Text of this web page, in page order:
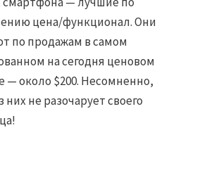
цена/функционал. Они
по продажам в самом
на сегодня ценовом
— около $200. Несомненно,
не разочарует своего